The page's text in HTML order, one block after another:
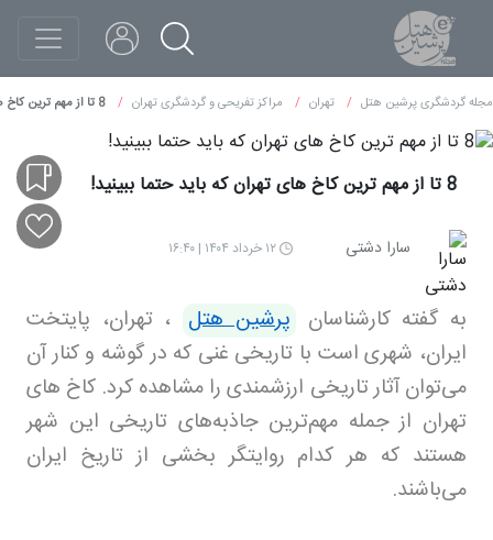
مجله گردشگری پرشین هتل تهران مراکز تفریحی و گردشگری تهران 8 تا از مهم ترین کاخ های تهران که باید حتما ببینید!
8 تا از مهم ترین کاخ های تهران که باید حتما ببینید!
سارا دشتی ۱۲ خرداد ۱۴۰۴ | ۱۶:۴۰
به گفته کارشناسان پرشین هتل ، تهران، پایتخت
ایران، شهری است با تاریخی غنی که در گوشه و کنار آن
می‌توان آثار تاریخی ارزشمندی را مشاهده کرد. کاخ های
تهران از جمله مهم‌ترین جاذبه‌های تاریخی این شهر
هستند که هر کدام روایتگر بخشی از تاریخ ایران
می‌باشند.